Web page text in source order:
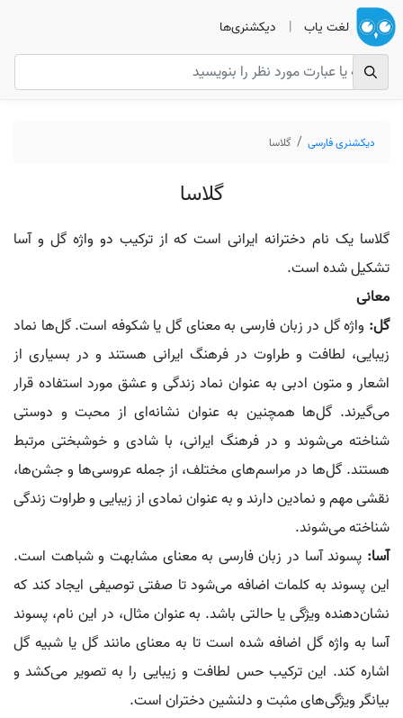
لغت یاب | دیکشنری‌ها
دیکشنری فارسی گلاسا
گلاسا
گلاسا یک نام دخترانه ایرانی است که از ترکیب دو واژه گل و آسا
تشکیل شده است.
معانی
گل: واژه گل در زبان فارسی به معنای گل یا شکوفه است. گل‌ها نماد
زیبایی، لطافت و طراوت در فرهنگ ایرانی هستند و در بسیاری از
اشعار و متون ادبی به عنوان نماد زندگی و عشق مورد استفاده قرار
می‌گیرند. گل‌ها همچنین به عنوان نشانه‌ای از محبت و دوستی
شناخته می‌شوند و در فرهنگ ایرانی، با شادی و خوشبختی مرتبط
هستند. گل‌ها در مراسم‌های مختلف، از جمله عروسی‌ها و جشن‌ها،
نقشی مهم و نمادین دارند و به عنوان نمادی از زیبایی و طراوت زندگی
شناخته می‌شوند.
آسا: پسوند آسا در زبان فارسی به معنای مشابهت و شباهت است.
این پسوند به کلمات اضافه می‌شود تا صفتی توصیفی ایجاد کند که
نشان‌دهنده ویژگی یا حالتی باشد. به عنوان مثال، در این نام، پسوند
آسا به واژه گل اضافه شده است تا به معنای مانند گل یا شبیه گل
اشاره کند. این ترکیب حس لطافت و زیبایی را به تصویر می‌کشد و
بیانگر ویژگی‌های مثبت و دلنشین دختران است.